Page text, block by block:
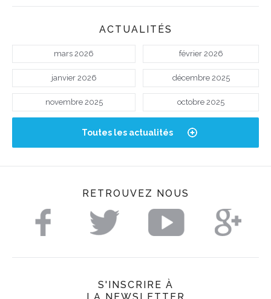
ACTUALITÉS
mars 2026 février 2026
janvier 2026 décembre 2025
novembre 2025 octobre 2025
Toutes les actualités
RETROUVEZ NOUS
S'INSCRIRE À